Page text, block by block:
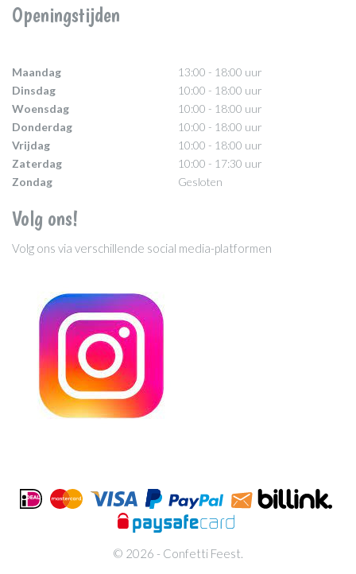
Openingstijden
Maandag
13:00 - 18:00 uur
Dinsdag
10:00 - 18:00 uur
Woensdag
10:00 - 18:00 uur
Donderdag
10:00 - 18:00 uur
Vrijdag
10:00 - 18:00 uur
Zaterdag
10:00 - 17:30 uur
Zondag
Gesloten
Volg ons!
Volg ons via verschillende social media-platformen
© 2026 - Confetti Feest.